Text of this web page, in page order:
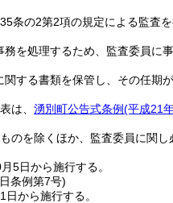
条の2第2項の規定による監査
を処理するため、監査委員に事
関する書類を保管し、その任期
は、 湧別町公告式条例(平成21
のを除くほか、監査委員に関
5日から施行する。
条例第7号)
から施行する。